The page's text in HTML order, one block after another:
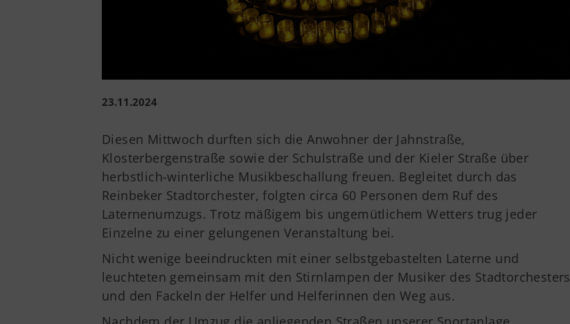
23.11.2024
Diesen Mittwoch durften sich die Anwohner der Jahnstraße,
Klosterbergenstraße sowie der Schulstraße und der Kieler Straße über
herbstlich-winterliche Musikbeschallung freuen. Begleitet durch das
Reinbeker Stadtorchester, folgten circa 60 Personen dem Ruf des
Laternenumzugs. Trotz mäßigem bis ungemütlichem Wetters trug jeder
Einzelne zu einer gelungenen Veranstaltung bei.
Nicht wenige beeindruckten mit einer selbstgebastelten Laterne und
leuchteten gemeinsam mit den Stirnlampen der Musiker des Stadtorchesters
und den Fackeln der Helfer und Helferinnen den Weg aus.